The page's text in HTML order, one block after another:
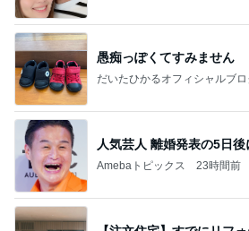
愚痴っぽくてすみません
だいたひかるオフィシャルブロ
人気芸人 離婚発表の5日
Amebaトピックス 23時間前